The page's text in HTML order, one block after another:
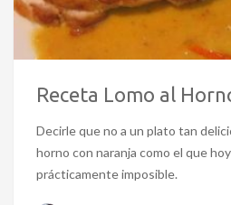
Receta Lomo al
Decirle que no a un plato tan
horno con naranja como el que
prácticamente imposible.